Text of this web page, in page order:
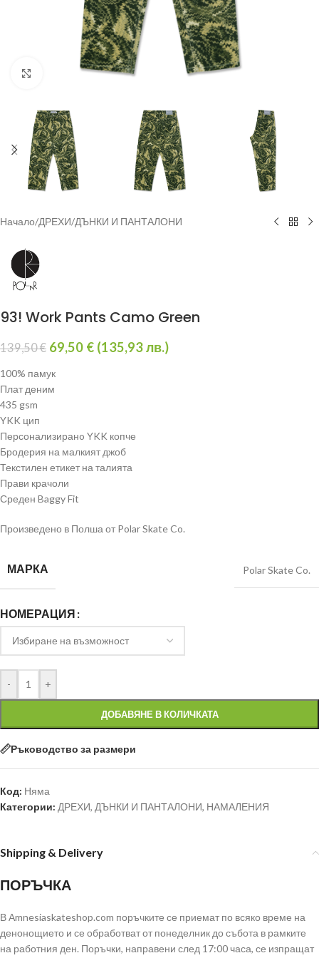
Увеличи
Начало/ДРЕХИ/ДЪНКИ И ПАНТАЛОНИ
93! Work Pants Camo Green
139,50€ 69,50 € (135,93лв.)
100% памук
Плат деним
435 gsm
YKK цип
Персонализиранo YKK копче
Бродерия на малкият джоб
Текстилен етикет на талията
Прави крачоли
Среден Baggy Fit
Произведено в Полша от Polar Skate Co.
МАРКА Polar Skate Co.
НОМЕРАЦИЯ
- +
ДОБАВЯНЕ В КОЛИЧКАТА
Ръководство за размери
Код: Няма
Категории: ДРЕХИ, ДЪНКИ И ПАНТАЛОНИ, НАМАЛЕНИЯ
Shipping & Delivery
ПОРЪЧКА
В Аmnesiaskateshop.com поръчките се приемат по всяко време на
денонощието и се обработват от понеделник до събота в рамките
на работния ден. Поръчки, направени след 17:00 часа, се изпращат